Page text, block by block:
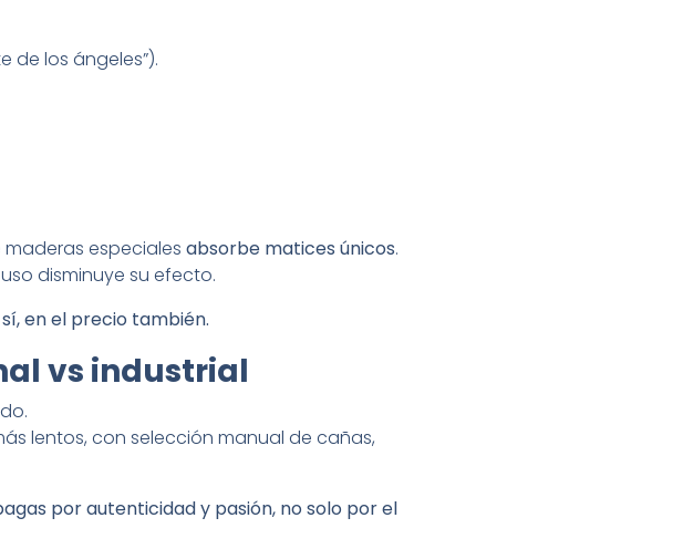
de los ángeles”).
especiales absorbe matices únicos.
disminuye su efecto.
en el precio también.
vs industrial
lentos, con selección manual de cañas,
por autenticidad y pasión, no solo por el